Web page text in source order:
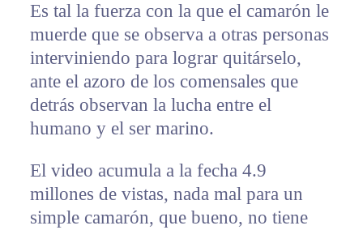
Es tal la fuerza con la que el camarón le
muerde que se observa a otras personas
interviniendo para lograr quitárselo,
ante el azoro de los comensales que
detrás observan la lucha entre el
humano y el ser marino.
El video acumula a la fecha 4.9
millones de vistas, nada mal para un
simple camarón, que bueno, no tiene